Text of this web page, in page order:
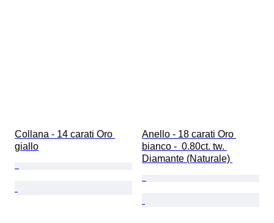
Collana - 14 carati Oro
giallo
Anello - 18 carati Oro
bianco -  0.80ct. tw.
Diamante (Naturale)